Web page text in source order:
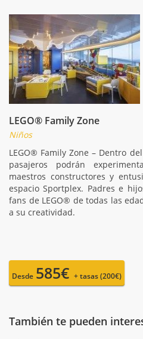
LEGO® Family Zone
Niños
LEGO® Family Zone – Dentro
pasajeros podrán
maestros constructores y
espacio Sportplex. Padres e
fans de LEGO® de todas las
a su creatividad.
Desde 585€ + tasas (200€)
También te pueden